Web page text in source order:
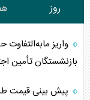
روز
بازنشستگان تأمین
پیش بینی قیمت طلا و